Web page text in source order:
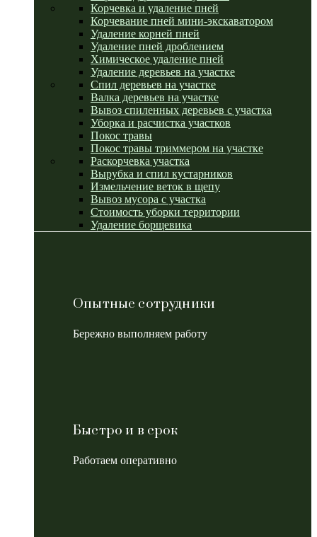
Корчевка и удаление пней
Корчевание пней мини-экскаватором
Удаление корней пней
Удаление пней дроблением
Химическое удаление пней
Удаление деревьев на участке
Спил деревьев на участке
Валка деревьев на участке
Вывоз спиленных деревьев с участка
Уборка и расчистка участков
Покос травы
Покос травы триммером на участке
Раскорчевка участка
Вырубка и спил кустарников
Измельчение веток в щепу
Вывоз мусора с участка
Стоимость уборки территории
Удаление борщевика
Опытные сотрудники
Бережно выполняем работу
Быстро и в срок
Работаем оперативно